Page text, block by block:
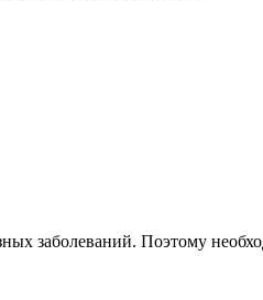
заболеваний. Поэтому